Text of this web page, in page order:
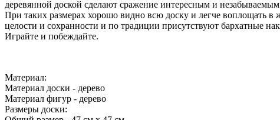
деревянной доской сделают сражение интересным и
При таких размерах хорошо видно всю доску и легче воплощать
целости и сохранности и по традиции присутствуют бархатные
Играйте и побеждайте.
Материал:
Материал доски - дерево
Материал фигур - дерево
Размеры доски: